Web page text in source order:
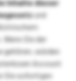
Inhalte dieser
und
Sie der
gehören, würden
Account
Sie sofortigen